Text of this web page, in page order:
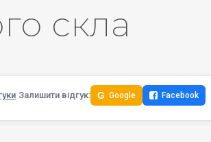
скла
Залишити відгук: G Google Facebook